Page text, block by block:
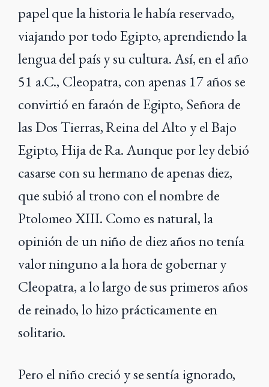
papel que la historia le había reservado,
viajando por todo Egipto, aprendiendo la
lengua del país y su cultura. Así, en el año
51 a.C., Cleopatra, con apenas 17 años se
convirtió en faraón de Egipto, Señora de
las Dos Tierras, Reina del Alto y el Bajo
Egipto, Hija de Ra. Aunque por ley debió
casarse con su hermano de apenas diez,
que subió al trono con el nombre de
Ptolomeo XIII. Como es natural, la
opinión de un niño de diez años no tenía
valor ninguno a la hora de gobernar y
Cleopatra, a lo largo de sus primeros años
de reinado, lo hizo prácticamente en
solitario.
Pero el niño creció y se sentía ignorado,